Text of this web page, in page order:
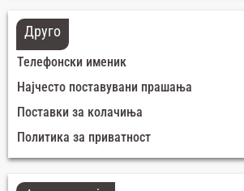
Друго
Телефонски именик
Најчесто поставувани прашања
Поставки за колачиња
Политика за приватност